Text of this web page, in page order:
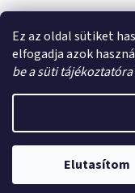
Ez az oldal sütiket
elfogadja azok
be a süti
Elutasítom
Copyright 2026